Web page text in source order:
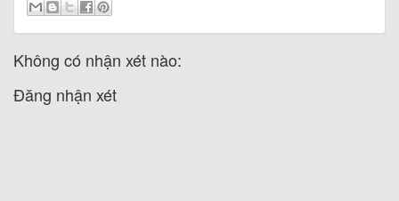
Không có nhận xét nào:
Đăng nhận xét